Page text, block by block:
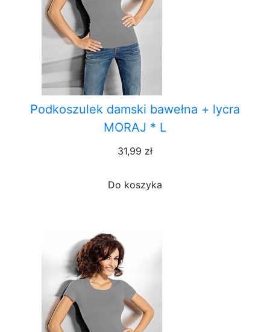
Podkoszulek damski bawełna + lycra
MORAJ * L
31,99 zł
Do koszyka